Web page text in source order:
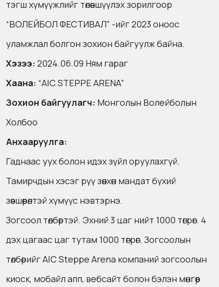
тэгш хүмүүжлийг төлөвшүүлэх зорилгоор
“ВОЛЕЙБОЛ ФЕСТИВАЛ” -ийг 2023 оноос
уламжлал болгон зохион байгуулж байна.
Хэзээ: 2024.06.09 Ням гараг
Хаана: “AIC STEPPE ARENA”
Зохион байгуулагч: Монголын Волейболын
Холбоо
Анхааруулга:
Гаднаас уух болон идэх зүйл оруулахгүй.
Тамирчдын хэсэг рүү зөвхөн мандат бүхий
зөвшөөрөлтэй хүмүүс нэвтэрнэ.
Зогсоол төлбөртэй. Эхний 3 цаг нийт 1000 төгрөг. 4
дэх цагаас цаг тутам 1000 төгрөг. Зогсоолын
төлбөрийг AIC Steppe Arena компаний зогсоолын
киоск, мобайл апп, вебсайт болон бэлэн мөнгөөр